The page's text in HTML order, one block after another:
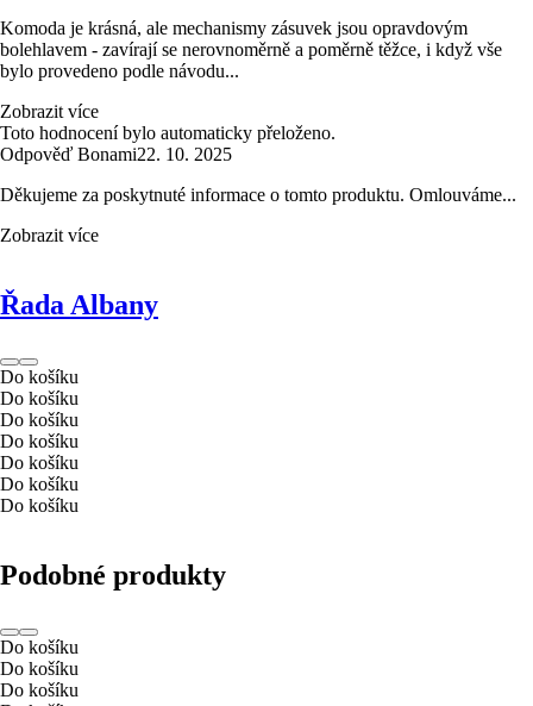
Komoda je krásná, ale mechanismy zásuvek jsou opravdovým
bolehlavem - zavírají se nerovnoměrně a poměrně těžce, i když vše
bylo provedeno podle návodu...
Zobrazit více
Toto hodnocení bylo automaticky přeloženo.
Odpověď Bonami22. 10. 2025
Děkujeme za poskytnuté informace o tomto produktu. Omlouváme...
Zobrazit více
Řada Albany
Do košíku
Do košíku
Do košíku
Do košíku
Do košíku
Do košíku
Do košíku
Podobné produkty
Do košíku
Do košíku
Do košíku